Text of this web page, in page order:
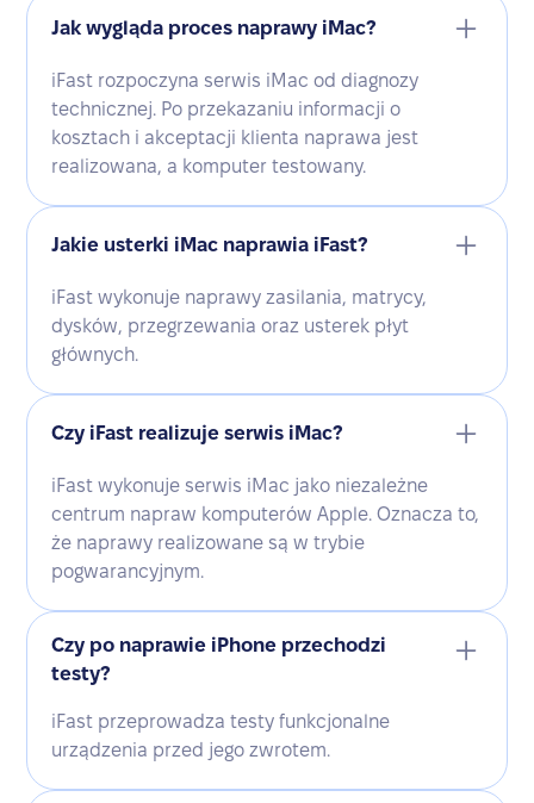
Jak wygląda proces naprawy iMac?
iFast rozpoczyna serwis iMac od diagnozy
technicznej. Po przekazaniu informacji o
kosztach i akceptacji klienta naprawa jest
realizowana, a komputer testowany.
Jakie usterki iMac naprawia iFast?
iFast wykonuje naprawy zasilania, matrycy,
dysków, przegrzewania oraz usterek płyt
głównych.
Czy iFast realizuje serwis iMac?
iFast wykonuje serwis iMac jako niezależne
centrum napraw komputerów Apple. Oznacza to,
że naprawy realizowane są w trybie
pogwarancyjnym.
Czy po naprawie iPhone przechodzi
testy?
iFast przeprowadza testy funkcjonalne
urządzenia przed jego zwrotem.